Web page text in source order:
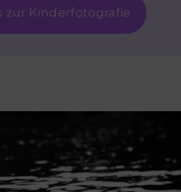
zur Kinderfotografie